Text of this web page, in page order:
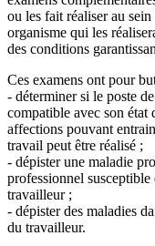
ou les fait réaliser au
organisme qui les
des conditions
Ces examens ont pour
- déterminer si le poste
compatible avec son état
affections pouvant
travail peut être réalisé ;
- dépister une maladie
professionnel
travailleur ;
- dépister des maladies
du travailleur.